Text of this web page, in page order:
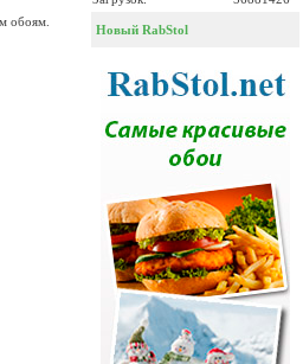
обоям.
Новый RabStol